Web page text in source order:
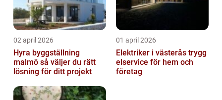
02 april 2026
Hyra byggställning
malmö så väljer du rätt
lösning för ditt projekt
01 april 2026
Elektriker i västerås trygg
elservice för hem och
företag